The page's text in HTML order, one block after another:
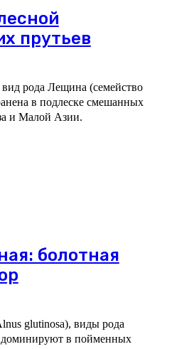
прутьев
рода Лещина (семейство
в подлеске смешанных
и Малой Азии.
болотная
glutinosa), виды рода
доминируют в пойменных